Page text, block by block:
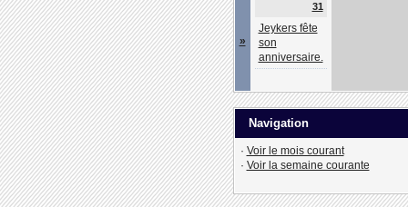
»
31
Jeykers fête
son
anniversaire.
Navigation
· Voir le mois courant
· Voir la semaine courante